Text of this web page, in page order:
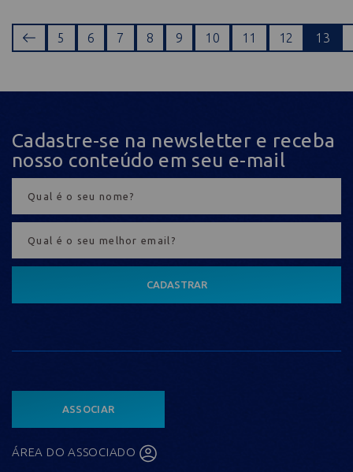
5 6 7 8 9 10 11 12 13
Cadastre-se na newsletter e receba
nosso conteúdo em seu e-mail
CADASTRAR
ASSOCIAR
ÁREA DO ASSOCIADO